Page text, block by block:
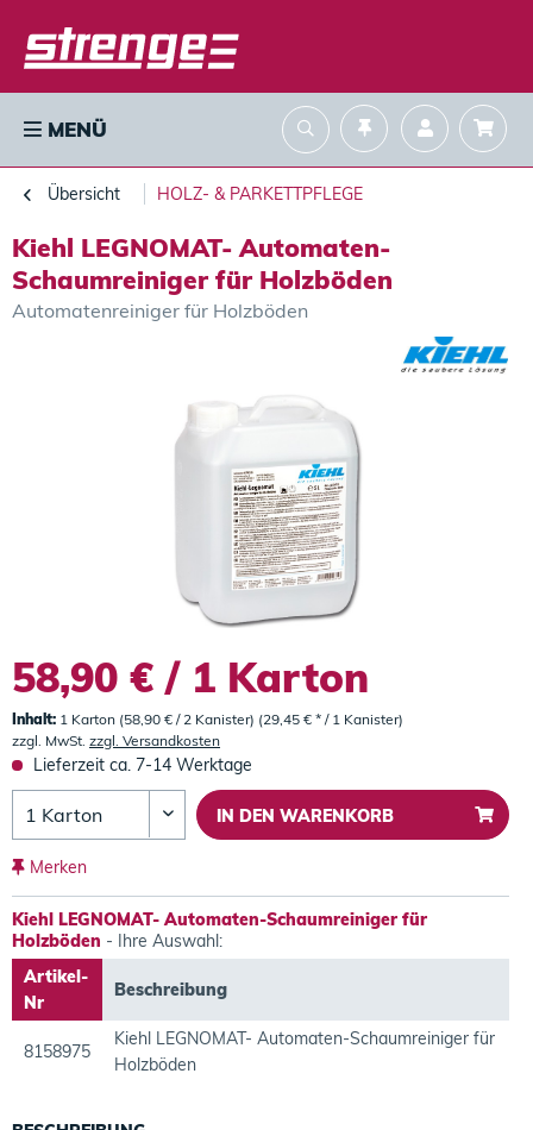
MENÜ
Übersicht HOLZ- & PARKETTPFLEGE
Kiehl LEGNOMAT- Automaten-
Schaumreiniger für Holzböden
Automatenreiniger für Holzböden
58,90 € / 1 Karton
Inhalt: 1 Karton (58,90 € / 2 Kanister) (29,45 € * / 1 Kanister)
zzgl. MwSt. zzgl. Versandkosten
Lieferzeit ca. 7-14 Werktage
IN DEN WARENKORB
Merken
Kiehl LEGNOMAT- Automaten-Schaumreiniger für
Holzböden - Ihre Auswahl:
Artikel-
Nr
Beschreibung
8158975
Kiehl LEGNOMAT- Automaten-Schaumreiniger für
Holzböden